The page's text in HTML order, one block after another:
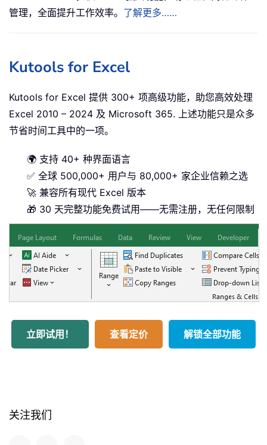
管理，全面提升工作效率。 了解更多……
Kutools for Excel
Kutools for Excel 提供 300+ 项高级功能，助您高效处理
Excel 2010 – 2024 及 Microsoft 365. 上述功能只是众多
节省时间工具中的一项。
🌍 支持 40+ 种界面语言
✅ 全球 500,000+ 用户与 80,000+ 家企业信赖之选
🚀 兼容所有现代 Excel 版本
🎁 30 天完整功能免费试用——无需注册，无任何限制
立即试用！ 查看定价 解锁全部功能
关注我们